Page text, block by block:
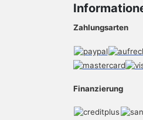
Zahlungsarten
Finanzierung